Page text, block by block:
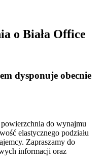
o Biała Office
dysponuje obecnie
do wynajmu
elastycznego podziału
Zapraszamy do
informacji oraz